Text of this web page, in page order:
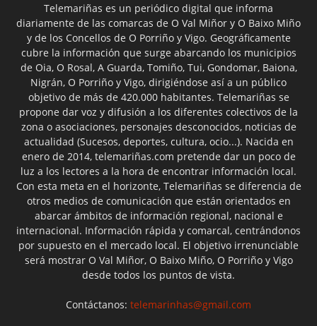
Telemariñas es un periódico digital que informa
diariamente de las comarcas de O Val Miñor y O Baixo Miño
y de los Concellos de O Porriño y Vigo. Geográficamente
cubre la información que surge abarcando los municipios
de Oia, O Rosal, A Guarda, Tomiño, Tui, Gondomar, Baiona,
Nigrán, O Porriño y Vigo, dirigiéndose así a un público
objetivo de más de 420.000 habitantes. Telemariñas se
propone dar voz y difusión a los diferentes colectivos de la
zona o asociaciones, personajes desconocidos, noticias de
actualidad (Sucesos, deportes, cultura, ocio...). Nacida en
enero de 2014, telemariñas.com pretende dar un poco de
luz a los lectores a la hora de encontrar información local.
Con esta meta en el horizonte, Telemariñas se diferencia de
otros medios de comunicación que están orientados en
abarcar ámbitos de información regional, nacional e
internacional. Información rápida y comarcal, centrándonos
por supuesto en el mercado local. El objetivo irrenunciable
será mostrar O Val Miñor, O Baixo Miño, O Porriño y Vigo
desde todos los puntos de vista.
Contáctanos: telemarinhas@gmail.com